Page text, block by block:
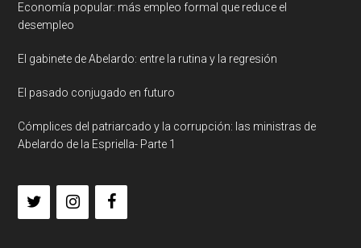
Economía popular: más empleo formal que reduce el
desempleo
El gabinete de Abelardo: entre la rutina y la regresión
El pasado conjugado en futuro
Cómplices del patriarcado y la corrupción: las ministras de
Abelardo de la Espriella- Parte 1